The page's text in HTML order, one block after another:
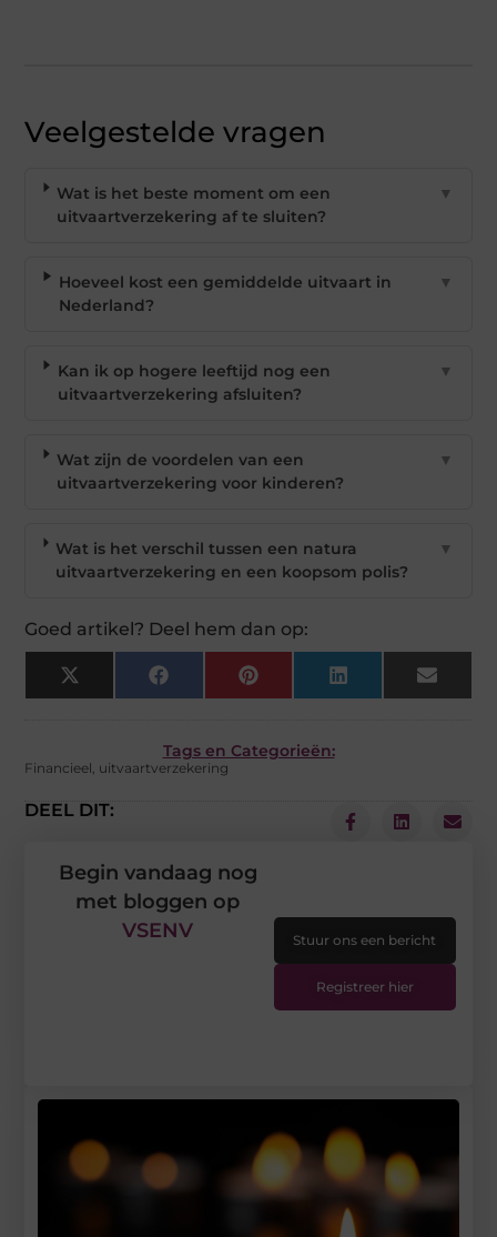
Veelgestelde vragen
Wat is het beste moment om een
uitvaartverzekering af te sluiten?
▼
Hoeveel kost een gemiddelde uitvaart in
Nederland?
▼
Kan ik op hogere leeftijd nog een
uitvaartverzekering afsluiten?
▼
Wat zijn de voordelen van een
uitvaartverzekering voor kinderen?
▼
Wat is het verschil tussen een natura
uitvaartverzekering en een koopsom polis?
▼
Goed artikel? Deel hem dan op:
X
(Twitter)
Facebook Pinterest LinkedIn Email
Tags en Categorieën:
Financieel, uitvaartverzekering
DEEL DIT:
Begin vandaag nog
met bloggen op
VSENV
Stuur ons een bericht
Registreer hier